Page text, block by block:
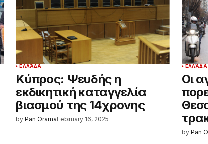
ΕΛΛΆΔΑ
Κύπρος: Ψευδής η
εκδικητική καταγγελία
βιασμού της 14χρονης
by Pan OramaFebruary 16, 2025
ΕΛΛΆΔΑ
Οι
by Pan